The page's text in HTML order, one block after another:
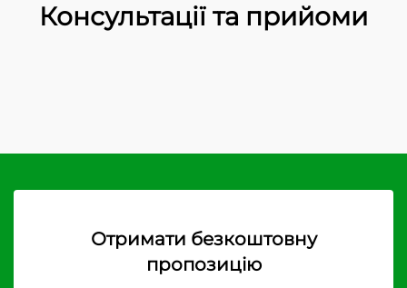
Консультації та прийоми
Отримати безкоштовну
пропозицію